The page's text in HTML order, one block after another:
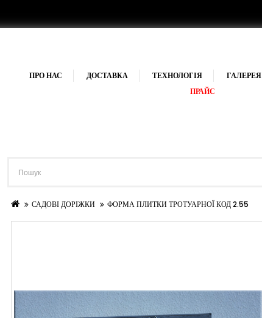
ПРО НАС ДОСТАВКА ТЕХНОЛОГІЯ ГАЛЕРЕЯ
ПРАЙС
САДОВІ ДОРІЖКИ ФОРМА ПЛИТКИ ТРОТУАРНОЇ КОД 2.55